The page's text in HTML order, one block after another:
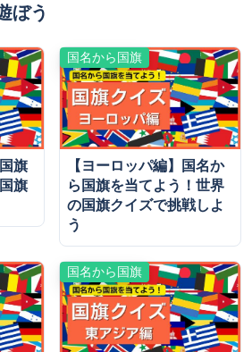
ぼう
旗
旗
国名から国旗
【ヨーロッパ編】国名か
ら国旗を当てよう！世界
の国旗クイズで挑戦しよ
う
国名から国旗